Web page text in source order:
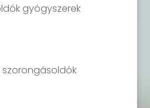
gyógyszerek
szorongásoldók